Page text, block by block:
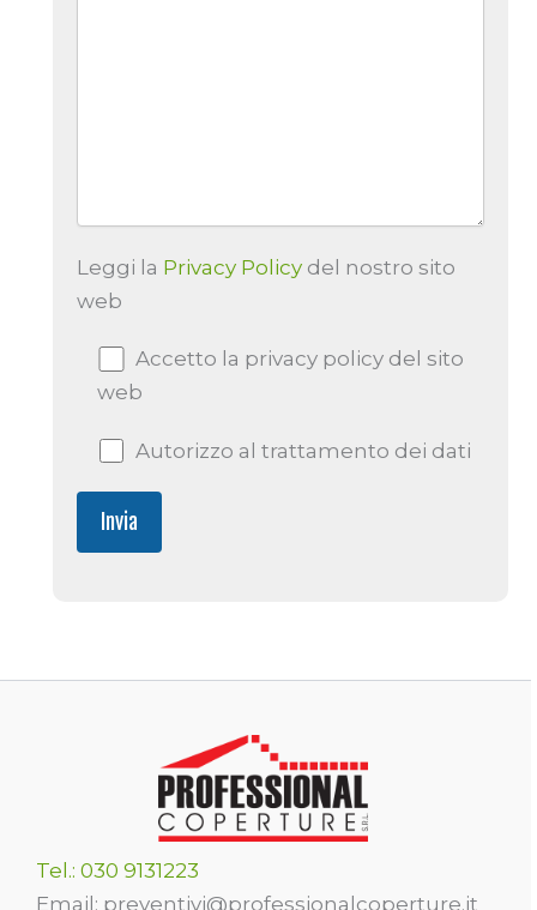
Leggi la Privacy Policy del nostro sito
web
Accetto la privacy policy del sito
web
Autorizzo al trattamento dei dati
Tel.: 030 9131223
Email: preventivi@professionalcoperture.it